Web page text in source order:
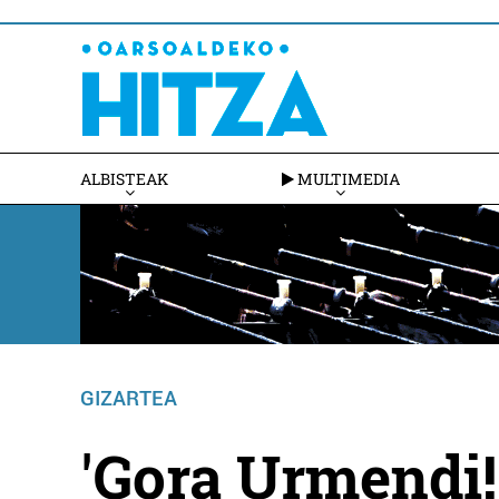
ALBISTEAK MULTIMEDIA
GIZARTEA
'Gora